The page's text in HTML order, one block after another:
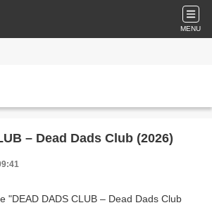
MENU
– Dead Dads Club (2026)